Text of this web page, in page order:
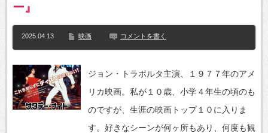
ー』
2025.04.13 映画 コメントを書く
ジョン・トラボルタ主演、１９７７年のアメ
リカ映画。私が１０歳、小学４年生の頃のも
のですが、生涯の映画トップ１０に入りま
す。好きなシーンが何ヶ所もあり、何度も観